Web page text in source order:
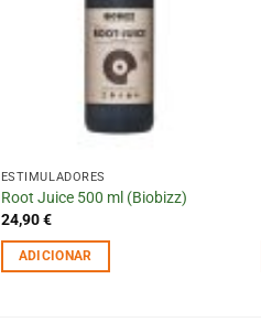
ESTIMULADORES
Root Juice 500 ml (Biobizz)
24,90€
ADICIONAR